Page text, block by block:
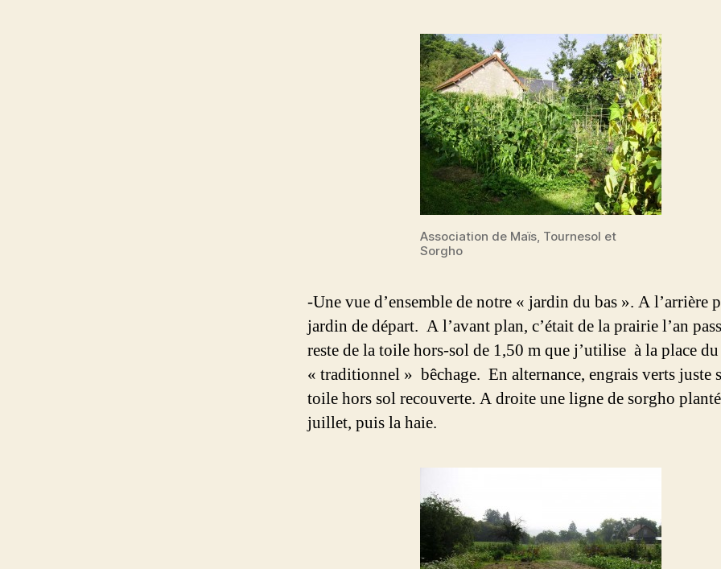
Association de Maïs, Tournesol et
Sorgho
-Une vue d’ensemble de notre « jardin du bas ». A l’arrière
jardin de départ. A l’avant plan, c’était de la prairie l’an
reste de la toile hors-sol de 1,50 m que j’utilise à la place du
« traditionnel » bêchage. En alternance, engrais verts juste
toile hors sol recouverte. A droite une ligne de sorgho
juillet, puis la haie.